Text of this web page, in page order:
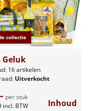
collectie
Geluk
16 artikelen
Uitverkocht
per stuk
incl. BTW Inhoud